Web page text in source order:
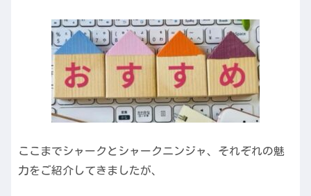
ここまでシャークとシャークニンジャ、それぞれの魅
力をご紹介してきましたが、